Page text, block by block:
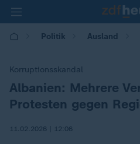
Politik Ausland
Korruptionsskandal
:
Albanien: Mehrere
Protesten gegen
11.02.2026 | 12:06